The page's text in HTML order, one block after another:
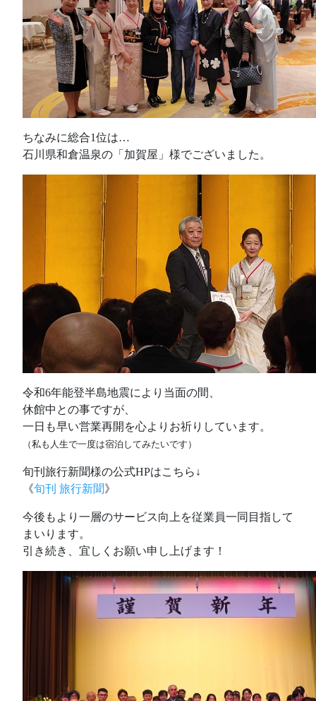
ちなみに総合1位は…
石川県和倉温泉の「加賀屋」様でございました。
令和6年能登半島地震により当面の間、
休館中との事ですが、
一日も早い営業再開を心よりお祈りしています。
（私も人生で一度は宿泊してみたいです）
旬刊旅行新聞様の公式HPはこちら↓
《旬刊 旅行新聞》
今後もより一層のサービス向上を従業員一同目指して
まいります。
引き続き、宜しくお願い申し上げます！